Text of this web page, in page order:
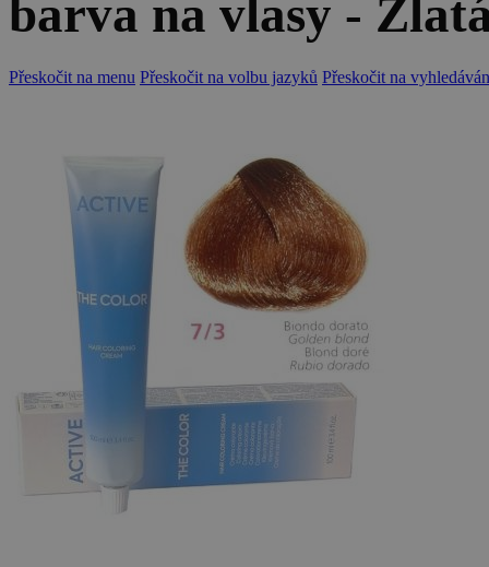
barva na vlasy -
Přeskočit na menu Přeskočit na volbu jazyků Přeskočit na